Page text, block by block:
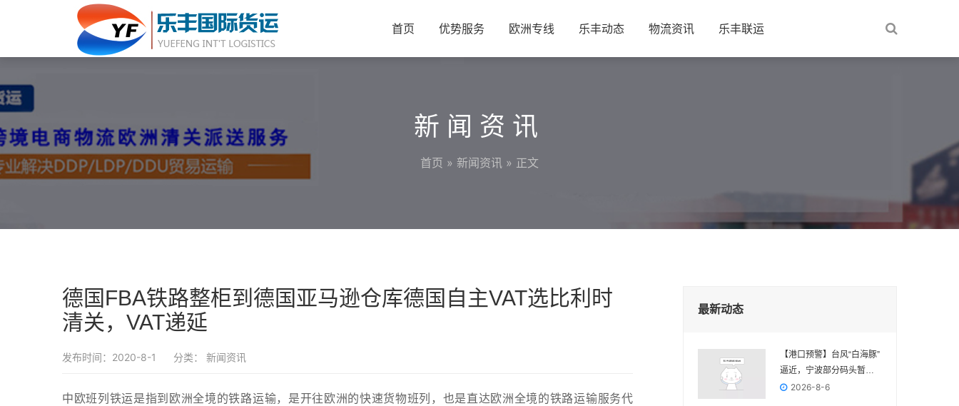
首页 优势服务 欧洲专线 乐丰动态 物流资讯 乐丰联运
新闻资讯
首页 » 新闻资讯 » 正文
德国FBA铁路整柜到德国亚马逊仓库德国自主VAT选比利时
清关，VAT递延
发布时间：2020-8-1 分类： 新闻资讯
中欧班列铁运是指到欧洲全境的铁路运输，是开往欧洲的快速货物班列，也是直达欧洲全境的铁路运输服务代
最新动态
【港口预警】台风“白海豚”
逼近，宁波部分码头暂停
作业，近期出货请提前规
2026-8-6